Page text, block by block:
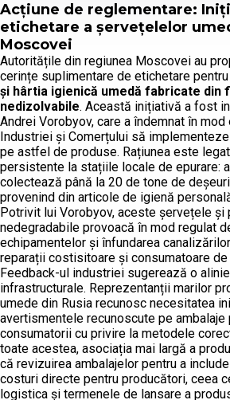
Acțiune de reglementare:
etichetare a șervețelelor
Moscovei
Autoritățile din regiunea Moscovei au
cerințe suplimentare de etichetare pentru
și hârtia igienică umedă fabricate din
nedizolvabile. Această inițiativă a fost
Andrei Vorobyov, care a îndemnat în
Industriei și Comerțului să
pe astfel de produse. Rațiunea este
persistente la stațiile locale de epurare:
colectează până la 20 de tone de
provenind din articole de igienă
Potrivit lui Vorobyov, aceste șervețele și
nedegradabile provoacă în mod regulat
echipamentelor și înfundarea
reparații costisitoare și consumatoare de
Feedback-ul industriei sugerează o
infrastructurale. Reprezentanții marilor
umede din Rusia recunosc necesitatea
avertismentele recunoscute pe ambalaje
consumatorii cu privire la metodele
toate acestea, asociația mai largă a
că revizuirea ambalajelor pentru a
costuri directe pentru producători, ceea
logistica și termenele de lansare a